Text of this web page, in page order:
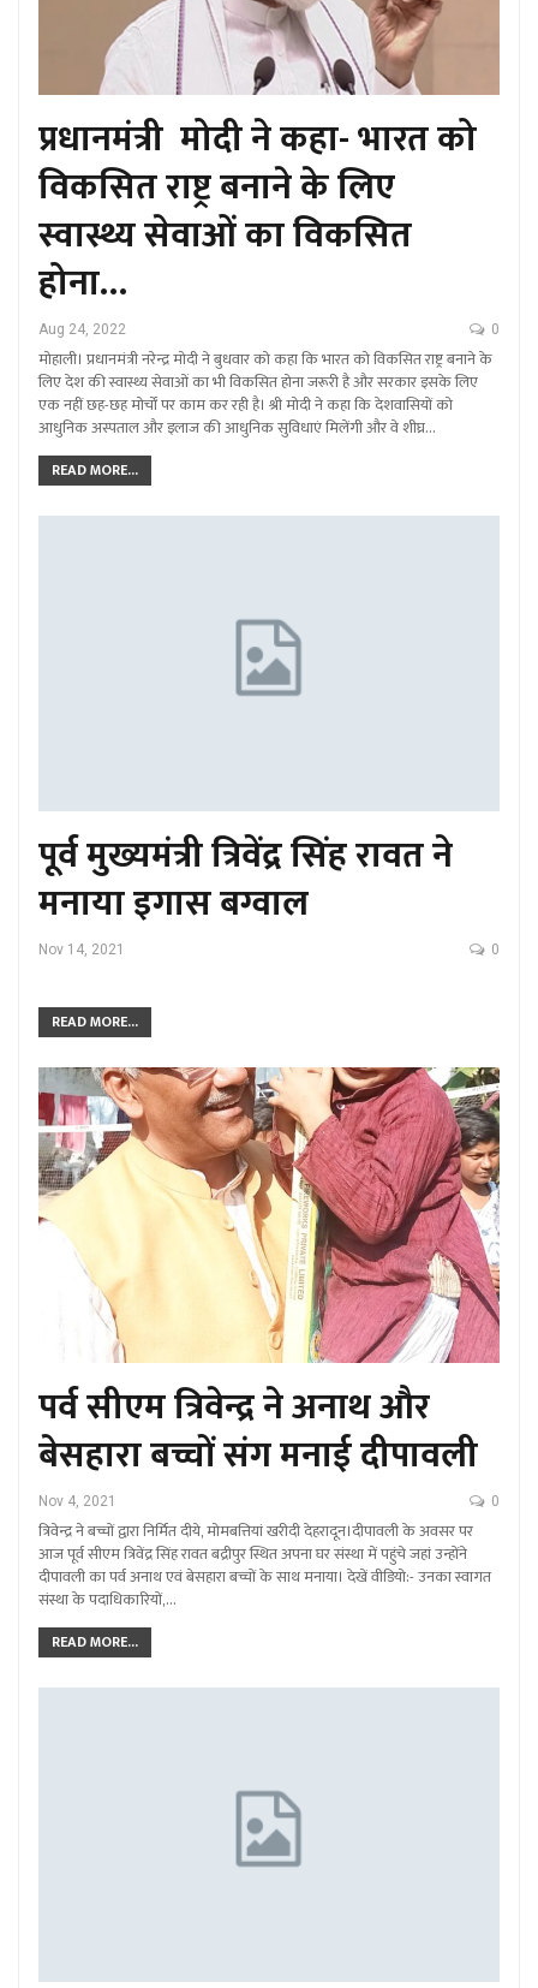
प्रधानमंत्री मोदी ने कहा- भारत को
विकसित राष्ट्र बनाने के लिए
स्वास्थ्य सेवाओं का विकसित
होना…
Aug 24, 2022 0
मोहाली। प्रधानमंत्री नरेन्द्र मोदी ने बुधवार को कहा कि भारत को विकसित राष्ट्र बनाने के
लिए देश की स्वास्थ्य सेवाओं का भी विकसित होना जरूरी है और सरकार इसके लिए
एक नहीं छह-छह मोर्चों पर काम कर रही है। श्री मोदी ने कहा कि देशवासियों को
आधुनिक अस्पताल और इलाज की आधुनिक सुविधाएं मिलेंगी और वे शीघ्र…
READ MORE...
पूर्व मुख्यमंत्री त्रिवेंद्र सिंह रावत ने
मनाया इगास बग्वाल
Nov 14, 2021 0
READ MORE...
पर्व सीएम त्रिवेन्द्र ने अनाथ और
बेसहारा बच्चों संग मनाई दीपावली
Nov 4, 2021 0
त्रिवेन्द्र ने बच्चों द्वारा निर्मित दीये, मोमबत्तियां खरीदी देहरादून।दीपावली के अवसर पर
आज पूर्व सीएम त्रिवेंद्र सिंह रावत बद्रीपुर स्थित अपना घर संस्था में पहुंचे जहां उन्होंने
दीपावली का पर्व अनाथ एवं बेसहारा बच्चों के साथ मनाया। देखें वीडियो:- उनका स्वागत
संस्था के पदाधिकारियों,…
READ MORE...